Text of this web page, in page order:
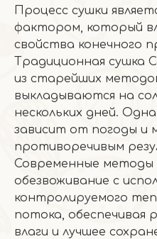
Процесс сушки
фактором, который
свойства конечного
Традиционная сушка
из старейших
выкладываются на
нескольких дней.
зависит от погоды и
противоречивым
Современные
обезвоживание с
контролируемого
потока, обеспечивая
влаги и лучшее